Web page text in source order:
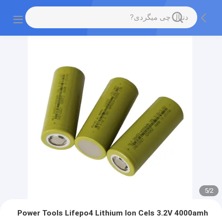
2
/
5
Power Tools Lifepo4 Lithium Ion Cels 3.2V 4000amh